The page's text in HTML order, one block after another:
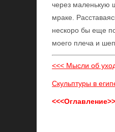
через маленькую
мраке.
нескоро бы еще
моего плеча и
<<< Мысли об
Скульптуры в